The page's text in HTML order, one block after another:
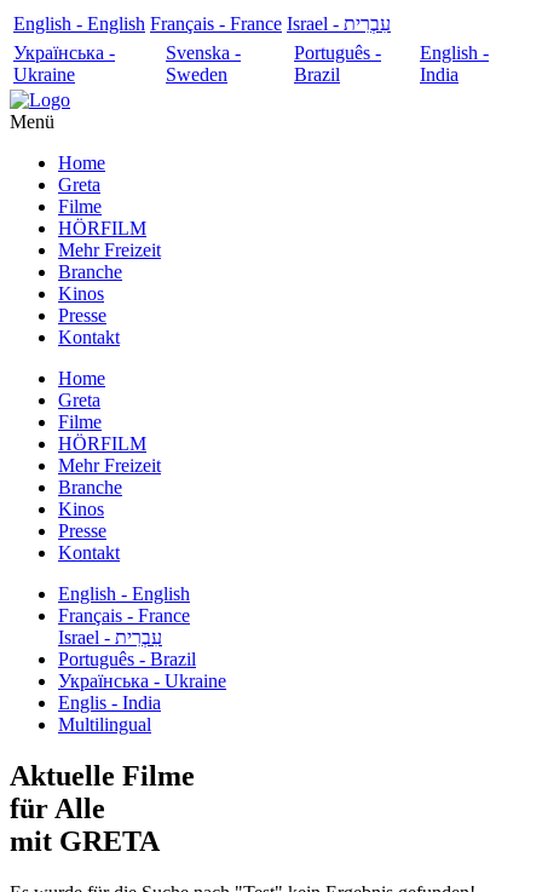
English - English Français - France
עִבְרִית - Israel
Українська -
Ukraine
Svenska -
Sweden
Português -
Brazil
English -
India
Menü
Home
Greta
Filme
HÖRFILM
Mehr Freizeit
Branche
Kinos
Presse
Kontakt
Home
Greta
Filme
HÖRFILM
Mehr Freizeit
Branche
Kinos
Presse
Kontakt
English - English
Français - France
עִבְרִית - Israel
Português - Brazil
Українська - Ukraine
Englis - India
Multilingual
Aktuelle Filme
für Alle
mit GRETA